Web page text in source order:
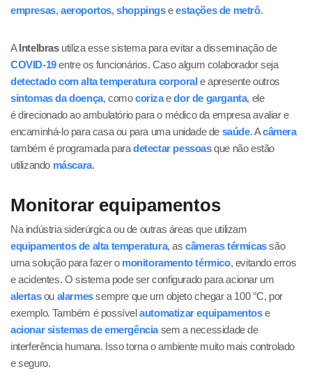
empresas,aeroportos,shoppingseestações de metrô.
AIntelbrasutiliza esse sistema para evitar a disseminação de
COVID-19entre os funcionários. Caso algum colaborador seja
detectado com alta temperatura corporal e apresente outros
sintomas da doença, comocorizaedor de garganta, ele
é direcionado ao ambulatório para o médico da empresa avaliar e
encaminhá-lo para casa ou para uma unidade de saúde. Acâmera
também é programada paradetectar pessoasque não estão
utilizando máscara.
Monitorar equipamentos
Na indústria siderúrgica ou de outras áreas que utilizam
equipamentos de alta temperatura, ascâmeras térmicassão
uma solução para fazer o monitoramento térmico, evitando erros
e acidentes. O sistema pode ser configurado para acionar um
alertasou alarmessempre que um objeto chegar a 100 °C, por
exemplo. Também é possívelautomatizar equipamentose
acionar sistemas de emergênciasem a necessidade de
interferência humana. Isso torna o ambiente muito mais controlado
e seguro.